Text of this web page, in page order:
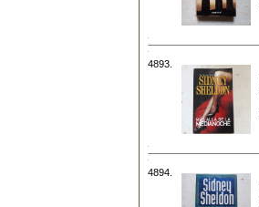
4893.
4894.